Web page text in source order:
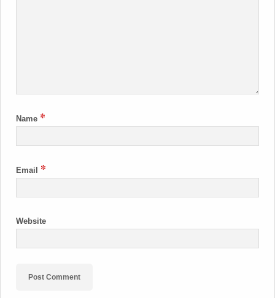
Name *
Email *
Website